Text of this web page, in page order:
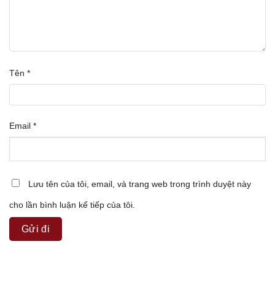
Tên *
Email *
Lưu tên của tôi, email, và trang web trong trình duyệt này
cho lần bình luận kế tiếp của tôi.